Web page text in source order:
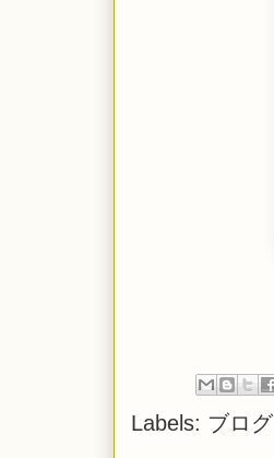
Labels: ブログ